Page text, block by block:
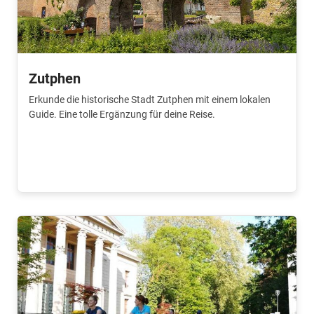
Zutphen
Erkunde die historische Stadt Zutphen mit einem lokalen
Guide. Eine tolle Ergänzung für deine Reise.